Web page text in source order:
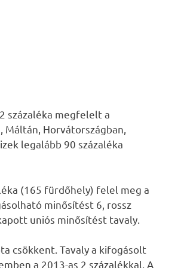
százaléka megfelelt a
Horvátországban,
legalább 90 százaléka
(165 fürdőhely) felel meg a
minősítést 6, rossz
uniós minősítést tavaly.
csökkent. Tavaly a kifogásolt
a 2013-as 2 százalékkal. A